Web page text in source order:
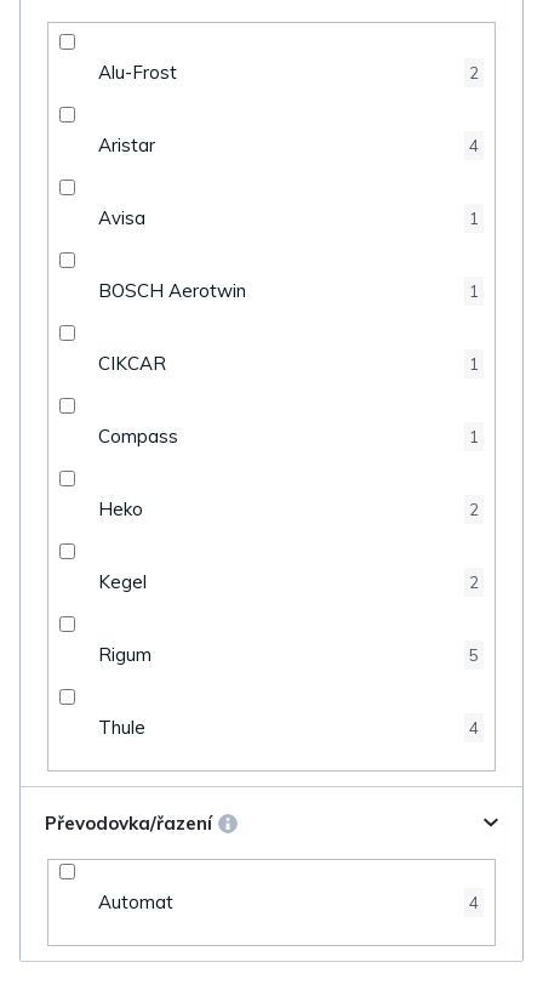
Alu-Frost 2
Aristar 4
Avisa 1
BOSCH Aerotwin 1
CIKCAR 1
Compass 1
Heko 2
Kegel 2
Rigum 5
Thule 4
Převodovka/řazení
Automat 4